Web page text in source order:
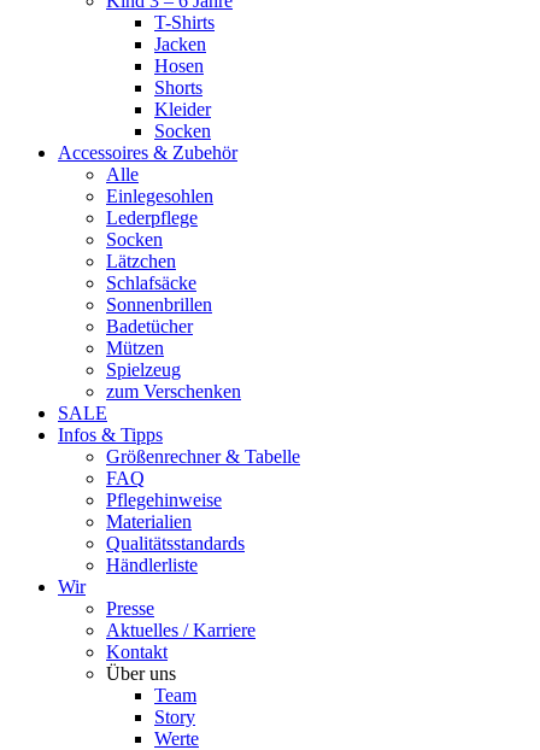
T-Shirts
Jacken
Hosen
Shorts
Kleider
Socken
Accessoires & Zubehör
Alle
Einlegesohlen
Lederpflege
Socken
Lätzchen
Schlafsäcke
Sonnenbrillen
Badetücher
Mützen
Spielzeug
zum Verschenken
SALE
Infos & Tipps
Größenrechner & Tabelle
FAQ
Pflegehinweise
Materialien
Qualitätsstandards
Händlerliste
Wir
Presse
Aktuelles / Karriere
Kontakt
Über uns
Team
Story
Werte